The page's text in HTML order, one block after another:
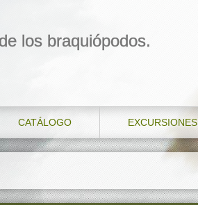
los braquiópodos.
CATÁLOGO EXCURSIONES